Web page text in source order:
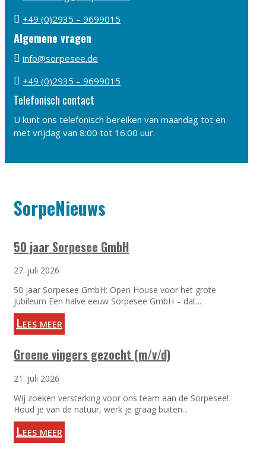
 +49 (0)2935 – 9699015
Algemene vragen
 info@sorpesee.de
 +49 (0)2935 – 9699015
Telefonisch contact
U kunt ons telefonisch bereiken van maandag tot en
met vrijdag van 8:00 tot 16:00 uur.
SorpeNieuws
50 jaar Sorpesee GmbH
27. juli 2026
50 jaar Sorpesee GmbH: Open House voor het grote
jubileum Een halve eeuw Sorpesee GmbH – dat...
Lees meer
Groene vingers gezocht (m/v/d)
21. juli 2026
Wij zoeken versterking voor ons team aan de Sorpesee!
Houd je van de natuur, werk je graag buiten...
Lees meer